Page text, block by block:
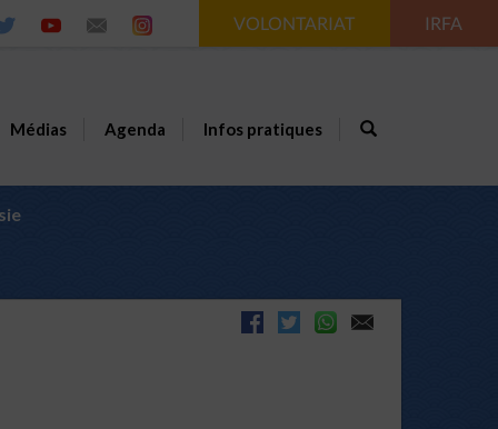
VOLONTARIAT IRFA
Médias Agenda Infos pratiques